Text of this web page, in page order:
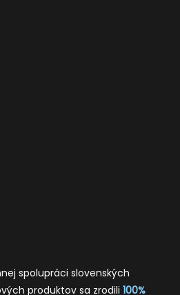
spolupráci slovenských
produktov sa zrodili 100%